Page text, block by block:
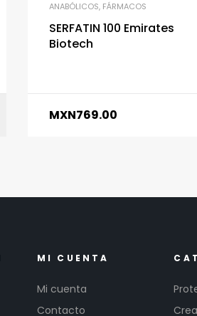
AÑADIR AL CARRITO
ANABÓLICOS, FÁRMACOS
SERFATIN 100 Emirates
Biotech
MXN769.00
MI CUENTA
Mi cuenta
Contacto